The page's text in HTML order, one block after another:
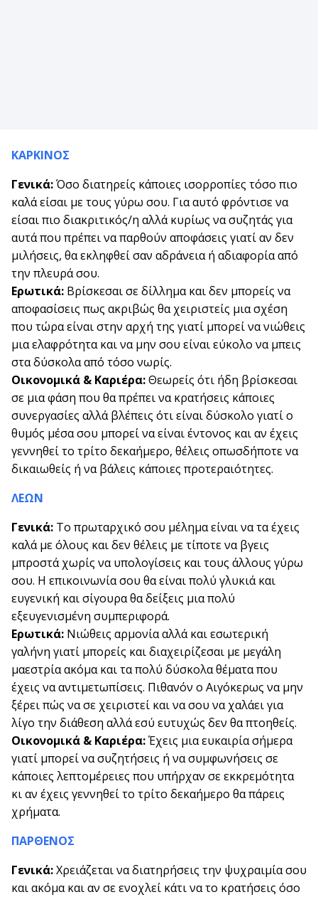
ΚΑΡΚΙΝΟΣ
Γενικά:Όσο διατηρείς κάποιες ισορροπίες τόσο πιο
καλά είσαι με τους γύρω σου. Για αυτό φρόντισε να
είσαι πιο διακριτικός/η αλλά κυρίως να συζητάς για
αυτά που πρέπει να παρθούν αποφάσεις γιατί αν δεν
μιλήσεις, θα εκληφθεί σαν αδράνεια ή αδιαφορία από
την πλευρά σου.
Ερωτικά: Βρίσκεσαι σε δίλλημα και δεν μπορείς να
αποφασίσεις πως ακριβώς θα χειριστείς μια σχέση
που τώρα είναι στην αρχή της γιατί μπορεί να νιώθεις
μια ελαφρότητα και να μην σου είναι εύκολο να μπεις
στα δύσκολα από τόσο νωρίς.
Οικονομικά & Καριέρα:Θεωρείς ότι ήδη βρίσκεσαι
σε μια φάση που θα πρέπει να κρατήσεις κάποιες
συνεργασίες αλλά βλέπεις ότι είναι δύσκολο γιατί ο
θυμός μέσα σου μπορεί να είναι έντονος και αν έχεις
γεννηθεί το τρίτο δεκαήμερο, θέλεις οπωσδήποτε να
δικαιωθείς ή να βάλεις κάποιες προτεραιότητες.
ΛΕΩΝ
Γενικά: Το πρωταρχικό σου μέλημα είναι να τα έχεις
καλά με όλους και δεν θέλεις με τίποτε να βγεις
μπροστά χωρίς να υπολογίσεις και τους άλλους γύρω
σου. Η επικοινωνία σου θα είναι πολύ γλυκιά και
ευγενική και σίγουρα θα δείξεις μια πολύ
εξευγενισμένη συμπεριφορά.
Ερωτικά: Νιώθεις αρμονία αλλά και εσωτερική
γαλήνη γιατί μπορείς και διαχειρίζεσαι με μεγάλη
μαεστρία ακόμα και τα πολύ δύσκολα θέματα που
έχεις να αντιμετωπίσεις. Πιθανόν ο Αιγόκερως να μην
ξέρει πώς να σε χειριστεί και να σου να χαλάει για
λίγο την διάθεση αλλά εσύ ευτυχώς δεν θα πτοηθείς.
Οικονομικά & Καριέρα:Έχεις μια ευκαιρία σήμερα
γιατί μπορεί να συζητήσεις ή να συμφωνήσεις σε
κάποιες λεπτομέρειες που υπήρχαν σε εκκρεμότητα
κι αν έχεις γεννηθεί το τρίτο δεκαήμερο θα πάρεις
χρήματα.
ΠΑΡΘΕΝΟΣ
Γενικά:Χρειάζεται να διατηρήσεις την ψυχραιμία σου
και ακόμα και αν σε ενοχλεί κάτι να το κρατήσεις όσο